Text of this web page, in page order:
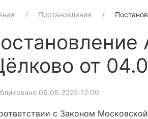
Постановления
от
06.06.2025 12:00
с Законом